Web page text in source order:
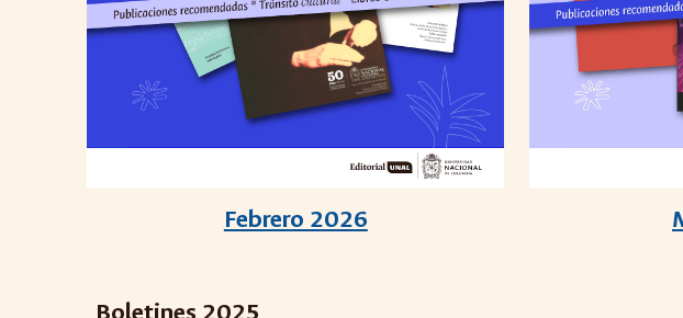
Febrero 2026